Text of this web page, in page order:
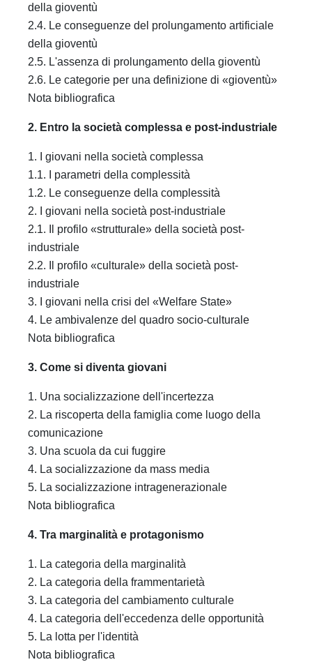
della gioventù
2.4. Le conseguenze del prolungamento artificiale
della gioventù
2.5. L'assenza di prolungamento della gioventù
2.6. Le categorie per una definizione di «gioventù»
Nota bibliografica
2. Entro la società complessa e post-industriale
1. I giovani nella società complessa
1.1. I parametri della complessità
1.2. Le conseguenze della complessità
2. I giovani nella società post-industriale
2.1. Il profilo «strutturale» della società post-
industriale
2.2. Il profilo «culturale» della società post-
industriale
3. I giovani nella crisi del «Welfare State»
4. Le ambivalenze del quadro socio-culturale
Nota bibliografica
3. Come si diventa giovani
1. Una socializzazione dell'incertezza
2. La riscoperta della famiglia come luogo della
comunicazione
3. Una scuola da cui fuggire
4. La socializzazione da mass media
5. La socializzazione intragenerazionale
Nota bibliografica
4. Tra marginalità e protagonismo
1. La categoria della marginalità
2. La categoria della frammentarietà
3. La categoria del cambiamento culturale
4. La categoria dell'eccedenza delle opportunità
5. La lotta per l'identità
Nota bibliografica